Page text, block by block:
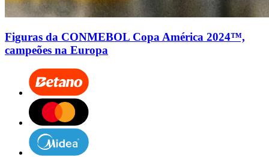
Figuras da CONMEBOL Copa América 2024™,
campeões na Europa